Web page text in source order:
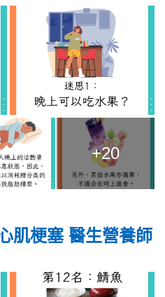
+20
肌梗塞 醫生營養師